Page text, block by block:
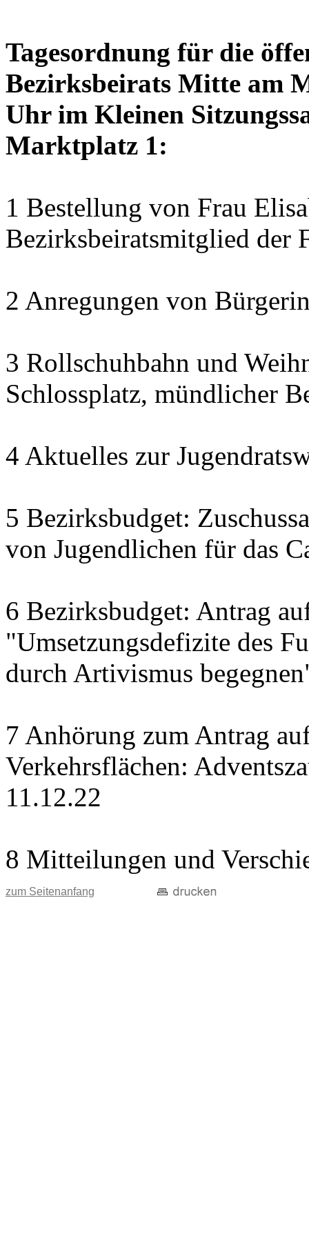
Tagesordnung für die
Bezirksbeirats Mitte am
Uhr im Kleinen
Marktplatz 1:
1 Bestellung von Frau
Bezirksbeiratsmitglied der
2 Anregungen von
3 Rollschuhbahn und
Schlossplatz, mündlicher
4 Aktuelles zur
5 Bezirksbudget:
von Jugendlichen für das
6 Bezirksbudget: Antrag
"Umsetzungsdefizite des
durch Artivismus
7 Anhörung zum Antrag
Verkehrsflächen:
11.12.22
8 Mitteilungen und
zum Seitenanfang